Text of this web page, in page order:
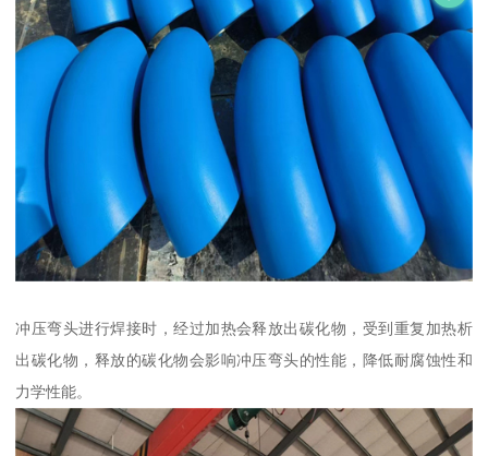
冲压弯头进行焊接时，经过加热会释放出碳化物，受到重复加热析
出碳化物，释放的碳化物会影响冲压弯头的性能，降低耐腐蚀性和
力学性能。